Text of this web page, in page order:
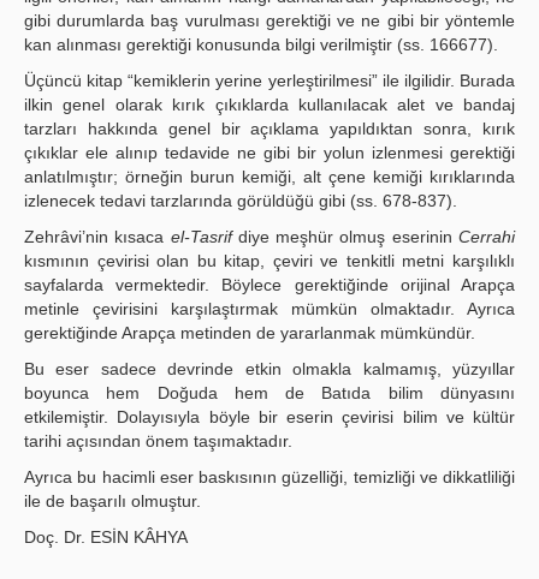
gibi durumlarda baş vurulması gerektiği ve ne gibi bir yöntemle
kan alınması gerektiği konusunda bilgi verilmiştir (ss. 166­677).
Üçüncü kitap “kemiklerin yerine yerleştirilmesi” ile ilgilidir. Burada
ilkin genel olarak kırık çıkıklarda kullanılacak alet ve bandaj
tarzları hakkında genel bir açıklama yapıldıktan sonra, kırık
çıkıklar ele alınıp tedavide ne gibi bir yolun izlenmesi gerektiği
anlatılmıştır; örneğin burun kemiği, alt çene kemiği kırıklarında
izlenecek tedavi tarzlarında görüldüğü gibi (ss. 678-837).
Zehrâvi’nin kısaca el-Tasrifdiye meşhür olmuş eserininCerrahi
kısmının çevirisi olan bu kitap, çeviri ve tenkitli metni karşılıklı
sayfalarda vermektedir. Böylece gerektiğinde orijinal Arapça
metinle çevirisini karşılaştırmak mümkün olmaktadır. Ayrıca
gerektiğinde Arapça metinden de yararlanmak mümkündür.
Bu eser sadece devrinde etkin olmakla kalmamış, yüzyıllar
boyunca hem Doğuda hem de Batıda bilim dünyasını
etkilemiştir. Dolayısıyla böyle bir eserin çevirisi bilim ve kültür
tarihi açısından önem taşımaktadır.
Ayrıca bu hacimli eser baskısının güzelliği, temizliği ve dikkatliliği
ile de başarılı olmuştur.
Doç. Dr. ESİN KÂHYA